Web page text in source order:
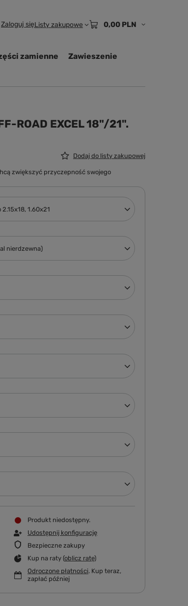
Zaloguj sięListy zakupowe 0,00 PLN
zamienne
Zawieszenie
ROAD EXCEL 18"/21".
Dodaj do listy zakupowej
zwiększyć przyczepność swojego
1.60x21
nierdzewna)
Produkt niedostępny
Udostępnij konfigurację
Bezpieczne zakupy
Kup na raty (oblicz ratę)
Odroczone płatności. Kup teraz,
zapłać później